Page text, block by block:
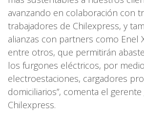
avanzando en colaboración con
trabajadores de Chilexpress, y
alianzas con partners como Enel
entre otros, que permitirán
los furgones eléctricos, por
electroestaciones, cargadores
domiciliarios”, comenta el
Chilexpress.